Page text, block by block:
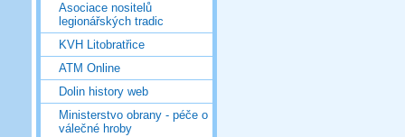
Asociace nositelů
legionářských tradic
KVH Litobratřice
ATM Online
Dolin history web
Ministerstvo obrany - péče o
válečné hroby